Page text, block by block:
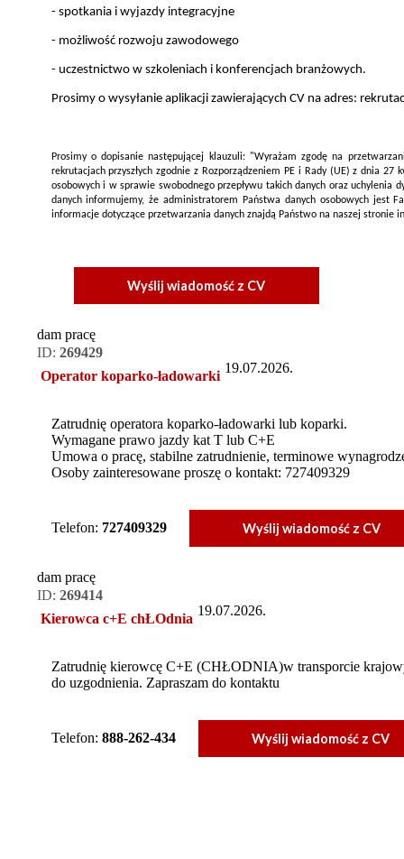
- spotkania i wyjazdy integracyjne
- możliwość rozwoju zawodowego
- uczestnictwo w szkoleniach i konferencjach branżowych.
Prosimy o wysyłanie aplikacji zawierających CV na adres:
Prosimy o dopisanie następującej klauzuli: "Wyrażam zgodę na
rekrutacjach przyszłych zgodnie z Rozporządzeniem PE i Rady (UE) z dnia
osobowych i w sprawie swobodnego przepływu takich danych oraz uchylenia
danych informujemy, że administratorem Państwa danych osobowych jest
informacje dotyczące przetwarzania danych znajdą Państwo na naszej stronie
Wyślij wiadomość z CV
dam pracę
ID: 269429
Operator koparko-ładowarki
19.07.2026.
Zatrudnię operatora koparko-ładowarki lub koparki.
Wymagane prawo jazdy kat T lub C+E
Umowa o pracę, stabilne zatrudnienie, terminowe
Osoby zainteresowane proszę o kontakt: 727409329
Telefon: 727409329 Wyślij wiadomość z CV
dam pracę
ID: 269414
Kierowca c+E chŁOdnia
19.07.2026.
Zatrudnię kierowcę C+E (CHŁODNIA)w transporcie
do uzgodnienia. Zapraszam do kontaktu
Telefon: 888-262-434 Wyślij wiadomość z CV